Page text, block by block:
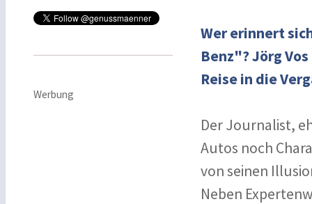
Werbung
Wer erinnert
Benz"? Jörg
Reise in die
Der Journalist,
Autos noch
von seinen
Neben